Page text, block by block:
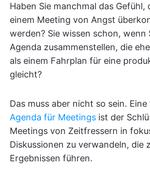
Haben Sie manchmal das Gefühl,
einem Meeting von Angst
werden? Sie wissen schon, wenn
Agenda zusammenstellen, die
als einem Fahrplan für eine
gleicht?
Das muss aber nicht so sein.
Agenda für Meetings ist der
Meetings von Zeitfressern in
Diskussionen zu verwandeln, die
Ergebnissen führen.